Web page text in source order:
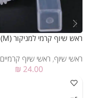
ראש שיוף קרמי למניקור (BT001 (M
ראשי שיוף, ראשי שיוף קרמיים
₪ 24.00